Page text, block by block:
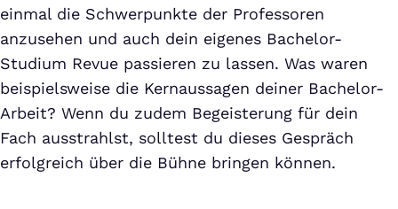
einmal die Schwerpunkte der Professoren
anzusehen und auch dein eigenes Bachelor-
Studium Revue passieren zu lassen. Was waren
beispielsweise die Kernaussagen deiner Bachelor-
Arbeit? Wenn du zudem Begeisterung für dein
Fach ausstrahlst, solltest du dieses Gespräch
erfolgreich über die Bühne bringen können.